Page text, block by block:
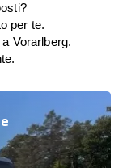
per te.
Vorarlberg.